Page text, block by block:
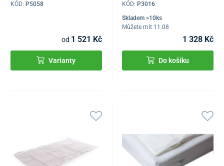
KÓD: P5058
od 1 521 Kč
Varianty
KÓD: P3016
Skladem >10ks
Můžete mít 11.08
1 328 Kč
Do košíku